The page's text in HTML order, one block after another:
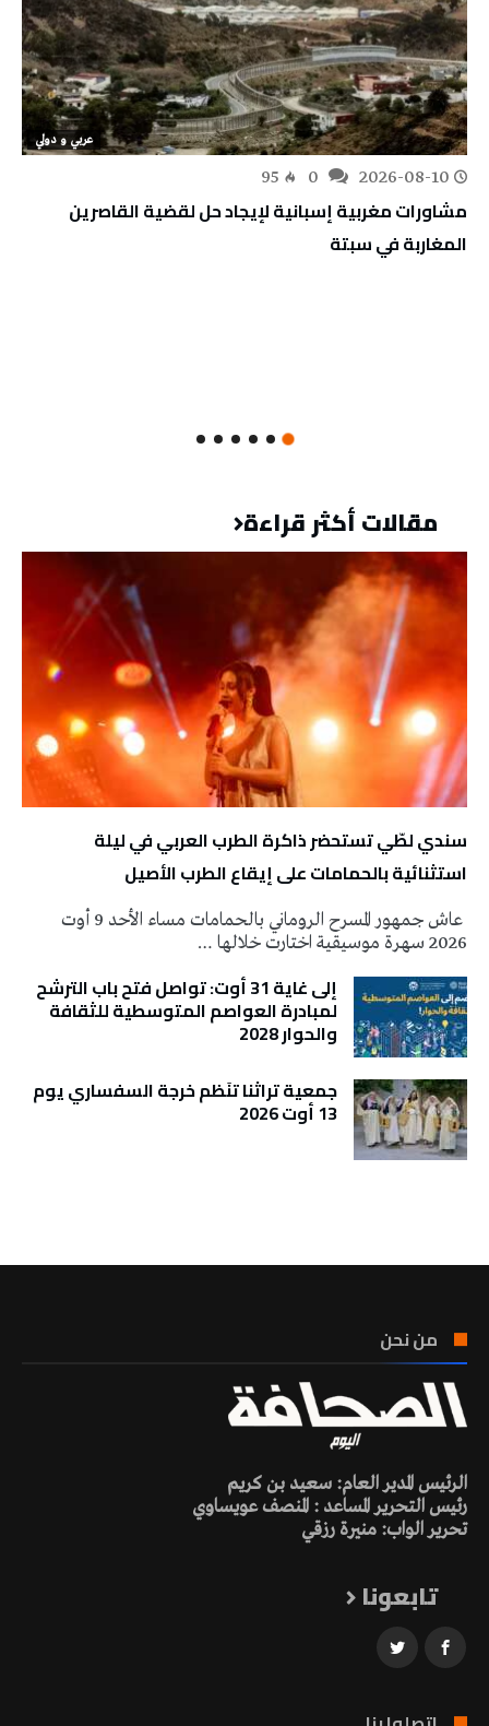
عربي و دولي
2026-08-10
95
مشاورات مغربية إسبانية لإيجاد حل لقضية القاصرين
المغاربة في سبتة
مقالات أكثر قراءة
سندي لطّي تستحضر ذاكرة الطرب العربي في ليلة
استثنائية بالحمامات على إيقاع الطرب الأصيل
عاش جمهور المسرح الروماني بالحمامات مساء الأحد 9 أوت
2026 سهرة موسيقية اختارت خلالها …
إلى غاية 31 أوت: تواصل فتح باب الترشح
لمبادرة العواصم المتوسطية للثقافة
والحوار 2028
جمعية تراثنا تنَظم خرجة السفساري يوم
13 أوت 2026
من نحن
الرئيس المدير العام: سعيد بن كريم
رئيس التحرير المساعد : المنصف عويساوي
تحرير الواب: منيرة رزقي
تابعونا